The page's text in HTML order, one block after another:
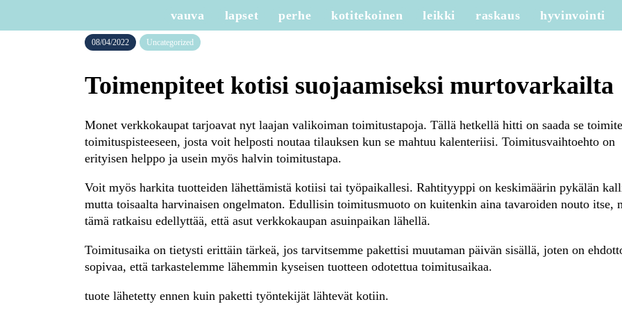
vauva lapset perhe kotitekoinen leikki raskaus hyvinvointi
08/04/2022 Uncategorized
Toimenpiteet kotisi suojaamiseksi murtovarkailta
Monet verkkokaupat tarjoavat nyt laajan valikoiman toimitustapoja. Tällä hetkellä hitti on saada se
toimituspisteeseen, josta voit helposti noutaa tilauksen kun se mahtuu kalenteriisi. Toimitusvaihtoehto on
erityisen helppo ja usein myös halvin toimitustapa.
Voit myös harkita tuotteiden lähettämistä kotiisi tai työpaikallesi. Rahtityyppi on keskimäärin pykälän
mutta toisaalta harvinaisen ongelmaton. Edullisin toimitusmuoto on kuitenkin aina tavaroiden nouto itse,
tämä ratkaisu edellyttää, että asut verkkokaupan asuinpaikan lähellä.
Toimitusaika on tietysti erittäin tärkeä, jos tarvitsemme pakettisi muutaman päivän sisällä, joten on
sopivaa, että tarkastelemme lähemmin kyseisen tuotteen odotettua toimitusaikaa.
tuote lähetetty ennen kuin paketti työntekijät lähtevät kotiin.